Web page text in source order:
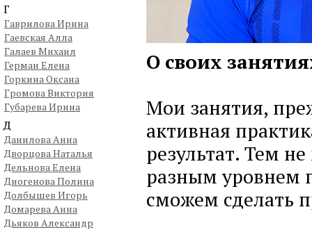
Г
Гаврилова Ирина
Гаевская Алла
Галаев Михаил
Герман Елена
Горкина Оксана
Громова Виктория
Губарева Ирина
Д
Данилова Анна
Дворцова Наталья
Дельнова Елена
Диогенова Полина
Долбышев Игорь
Домарева Анна
Дьяков Александр
О своих
Мои занятия,
активная
результат. Тем
разным уровнем
сможем сделать